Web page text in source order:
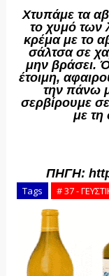
Χτυπάμε τα
το χυμό των
κρέμα με το
σάλτσα σε
μην βράσει.
έτοιμη,
την πάνω
σερβίρουμε
με τη
ΠΗΓΗ:
Tags # 37 -